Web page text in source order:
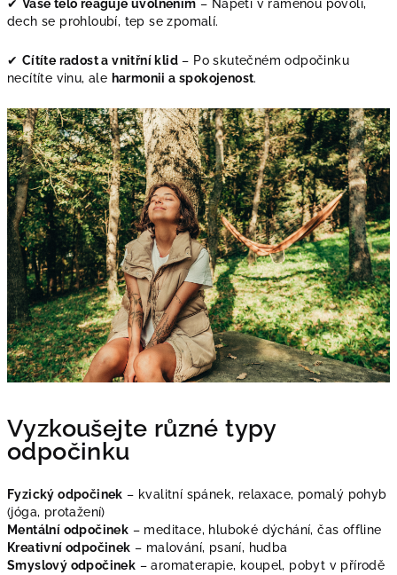
✔ Vaše tělo reaguje uvolněním – Napětí v ramenou povolí,
dech se prohloubí, tep se zpomalí.
✔ Cítíte radost a vnitřní klid – Po skutečném odpočinku
necítíte vinu, ale harmonii a spokojenost.
Vyzkoušejte různé typy
odpočinku
Fyzický odpočinek – kvalitní spánek, relaxace, pomalý pohyb
(jóga, protažení)
Mentální odpočinek – meditace, hluboké dýchání, čas offline
Kreativní odpočinek – malování, psaní, hudba
Smyslový odpočinek – aromaterapie, koupel, pobyt v přírodě